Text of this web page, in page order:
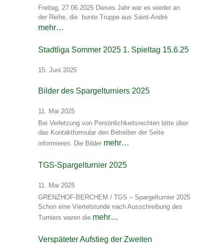
Freitag, 27.06.2025 Dieses Jahr war es wieder an
der Reihe, die bunte Truppe aus Saint-André
mehr…
Stadtliga Sommer 2025 1. Spieltag 15.6.25
15. Juni 2025
Bilder des Spargelturniers 2025
11. Mai 2025
Bei Verletzung von Persönlichkeitsrechten bitte über
das Kontaktformular den Betreiber der Seite
informieren. Die Bilder mehr…
TGS-Spargelturnier 2025
11. Mai 2025
GRENZHOF-BERCHEM / TGS – Spargelturnier 2025
Schon eine Viertelstunde nach Ausschreibung des
Turniers waren die mehr…
Verspäteter Aufstieg der Zweiten